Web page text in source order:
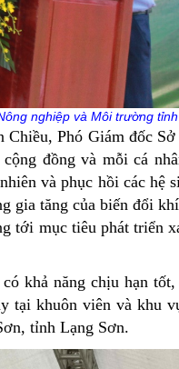
nghiệp và Môi trường
Phó Giám đốc
đồng và mỗi cá
và phục hồi các
gia tăng của biến đổi
tới mục tiêu phát triển
khả năng chịu hạn
tại khuôn viên và khu
tỉnh Lạng Sơn.